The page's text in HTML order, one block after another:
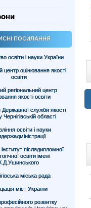
ПОСИЛАННЯ
освіти і науки України
центр оцінювання якості
освіти
регіональний центр
якості освіти
Державної служби якості
Чернігівській області
освіти і науки
післядипломної
освіти імені
міська рада
міст України
розвитку